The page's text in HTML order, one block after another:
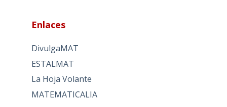
Enlaces
DivulgaMAT
ESTALMAT
La Hoja Volante
MATEMATICALIA